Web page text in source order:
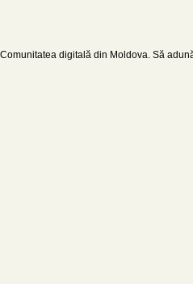
Comunitatea digitală din Moldova. Să